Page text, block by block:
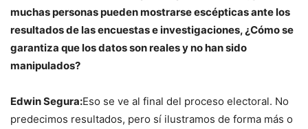
muchas personas pueden mostrarse escépticas ante los
resultados de las encuestas e investigaciones, ¿Cómo se
garantiza que los datos son reales y no han sido
manipulados?
Edwin Segura:Eso se ve al final del proceso electoral. No
predecimos resultados, pero sí ilustramos de forma más o